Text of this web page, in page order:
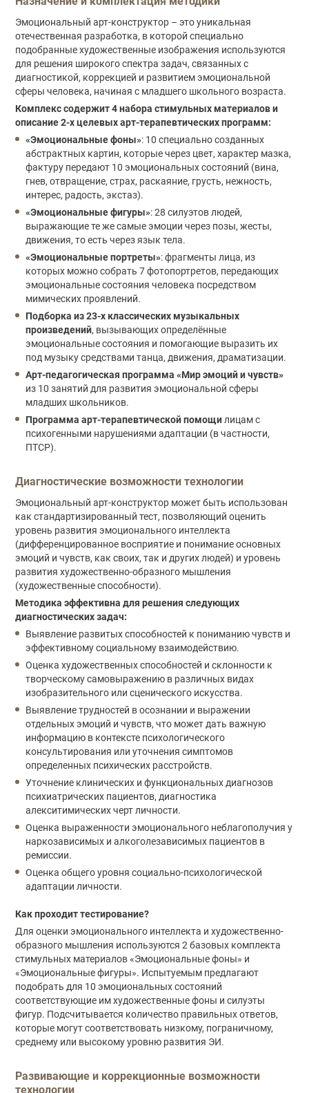
Эмоциональный арт-конструктор – это уникальная
отечественная разработка, в которой специально
подобранные художественные изображения используются
для решения широкого спектра задач, связанных с
диагностикой, коррекцией и развитием эмоциональной
сферы человека, начиная с младшего школьного возраста.
Комплекс содержит 4 набора стимульных материалов и
описание 2-х целевых арт-терапевтических программ:
«Эмоциональные фоны»: 10 специально созданных
абстрактных картин, которые через цвет, характер мазка,
фактуру передают 10 эмоциональных состояний (вина,
гнев, отвращение, страх, раскаяние, грусть, нежность,
интерес, радость, экстаз).
«Эмоциональные фигуры»: 28 силуэтов людей,
выражающие те же самые эмоции через позы, жесты,
движения, то есть через язык тела.
«Эмоциональные портреты»: фрагменты лица, из
которых можно собрать 7 фотопортретов, передающих
эмоциональные состояния человека посредством
мимических проявлений.
Подборка из 23-х классических музыкальных
произведений, вызывающих определённые
эмоциональные состояния и помогающие выразить их
под музыку средствами танца, движения, драматизации.
Арт-педагогическая программа «Мир эмоций и чувств»
из 10 занятий для развития эмоциональной сферы
младших школьников.
Программа арт-терапевтической помощи лицам с
психогенными нарушениями адаптации (в частности,
ПТСР).
Диагностические возможности технологии
Эмоциональный арт-конструктор может быть использован
как стандартизированный тест, позволяющий оценить
уровень развития эмоционального интеллекта
(дифференцированное восприятие и понимание основных
эмоций и чувств, как своих, так и других людей) и уровень
развития художественно-образного мышления
(художественные способности).
Методика эффективна для решения следующих
диагностических задач:
Выявление развитых способностей к пониманию чувств и
эффективному социальному взаимодействию.
Оценка художественных способностей и склонности к
творческому самовыражению в различных видах
изобразительного или сценического искусства.
Выявление трудностей в осознании и выражении
отдельных эмоций и чувств, что может дать важную
информацию в контексте психологического
консультирования или уточнения симптомов
определенных психических расстройств.
Уточнение клинических и функциональных диагнозов
психиатрических пациентов, диагностика
алекситимических черт личности.
Оценка выраженности эмоционального неблагополучия у
наркозависимых и алкоголезависимых пациентов в
ремиссии.
Оценка общего уровня социально-психологической
адаптации личности.
Как проходит тестирование?
Для оценки эмоционального интеллекта и художественно-
образного мышления используются 2 базовых комплекта
стимульных материалов «Эмоциональные фоны» и
«Эмоциональные фигуры». Испытуемым предлагают
подобрать для 10 эмоциональных состояний
соответствующие им художественные фоны и силуэты
фигур. Подсчитывается количество правильных ответов,
которые могут соответствовать низкому, пограничному,
среднему или высокому уровню развития ЭИ.
Развивающие и коррекционные возможности
технологии